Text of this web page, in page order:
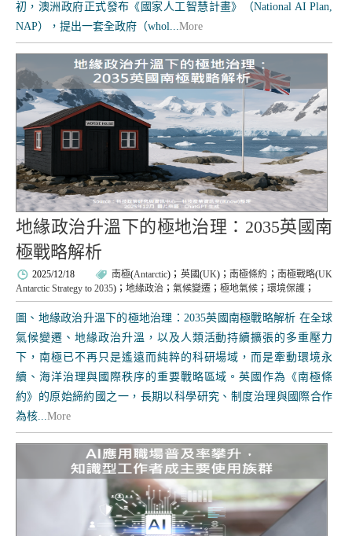
初，澳洲政府正式發布《國家人工智慧計畫》（National AI Plan,
NAP），提出一套全政府（whol...More
地緣政治升溫下的極地治理：2035英國南
極戰略解析
2025/12/18 南極(Antarctic)； 英國(UK)； 南極條約 ； 南極戰略(UK
Antarctic Strategy to 2035)； 地緣政治 ； 氣候變遷 ； 極地氣候 ； 環境保護 ；
圖、地緣政治升溫下的極地治理：2035英國南極戰略解析 在全球
氣候變遷、地緣政治升溫，以及人類活動持續擴張的多重壓力
下，南極已不再只是遙遠而純粹的科研場域，而是牽動環境永
續、海洋治理與國際秩序的重要戰略區域。英國作為《南極條
約》的原始締約國之一，長期以科學研究、制度治理與國際合作
為核...More